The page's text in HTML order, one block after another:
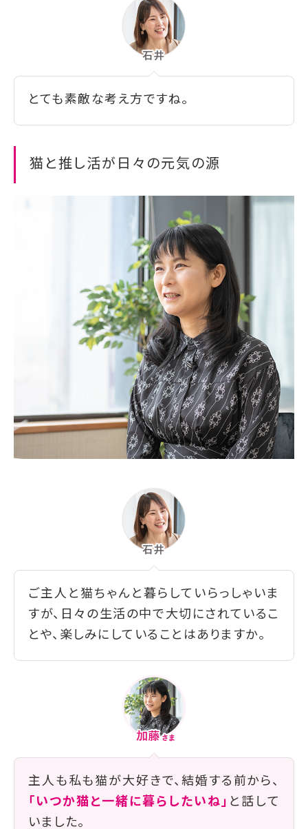
とても素敵な考え方ですね。
猫と推し活が日々の元気の源
ご主人と猫ちゃんと暮らしていらっしゃいま
すが、日々の生活の中で大切にされているこ
とや、楽しみにしていることはありますか。
主人も私も猫が大好きで、結婚する前から、
「いつか猫と一緒に暮らしたいね」 と話して
いました。